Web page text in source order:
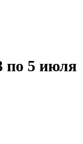
по 5 июля